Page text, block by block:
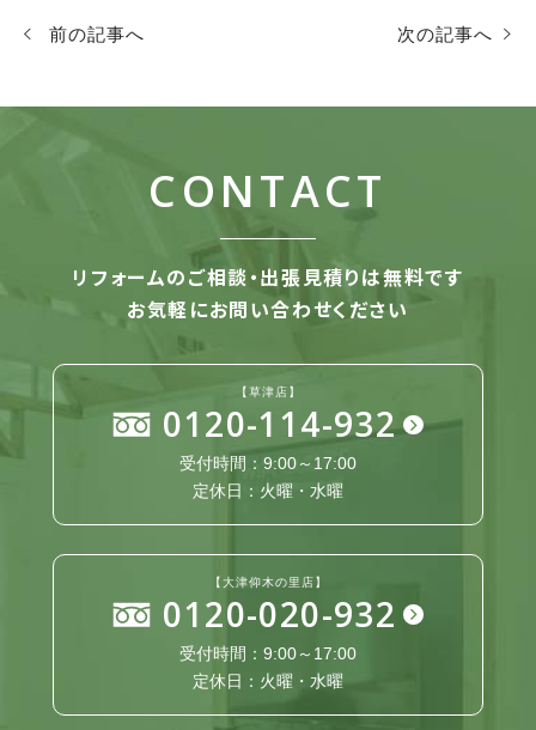
前の記事へ 次の記事へ
CONTACT
リフォームのご相談・出張見積りは無料です
お気軽にお問い合わせください
【草津店】
0120-114-932
受付時間：9:00～17:00
定休日：火曜・水曜
【大津仰木の里店】
0120-020-932
受付時間：9:00～17:00
定休日：火曜・水曜